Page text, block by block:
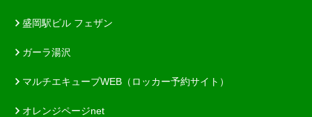
盛岡駅ビル フェザン
ガーラ湯沢
マルチエキューブWEB（ロッカー予約サイト）
オレンジページnet